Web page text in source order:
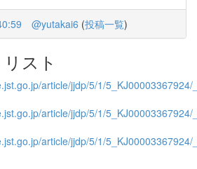
@yutakai6 (投稿一覧)
スト
article/jjdp/5/1/5_KJ00003367924/
article/jjdp/5/1/5_KJ00003367924/
article/jjdp/5/1/5_KJ00003367924/